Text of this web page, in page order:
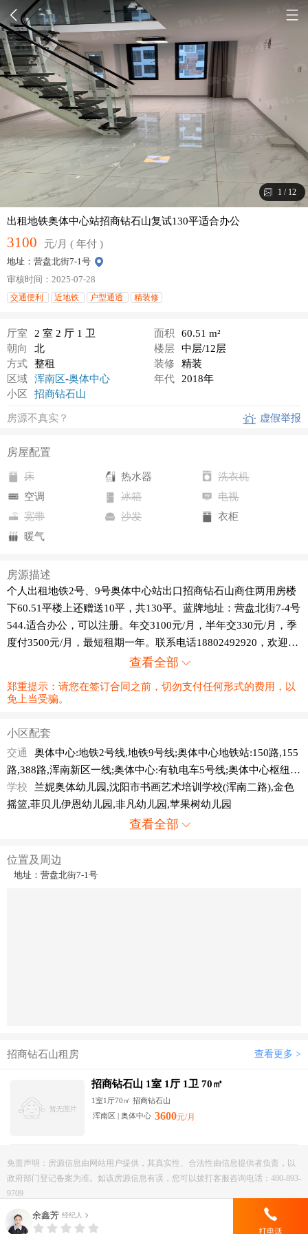
1 / 12
出租地铁奥体中心站招商钻石山复试130平适合办公
3100 元/月 ( 年付 )
地址：营盘北街7-1号
审核时间：2025-07-28
交通便利 近地铁 户型通透 精装修
厅室 2 室 2 厅 1 卫 面积
60.51 m²
朝向
北 楼层
中层/12层
方式
整租 装修
精装
区域
浑南区-奥体中心 年代
2018年
小区
招商钻石山
房源不真实？ 虚假举报
房屋配置
床 热水器
洗衣机
空调
冰箱
电视
宽带
沙发
衣柜
暖气
房源描述
个人出租地铁2号、9号奥体中心站出口招商钻石山商住两用房楼
下60.51平楼上还赠送10平，共130平。蓝牌地址：营盘北街7-4号
544.适合办公，可以注册。年交3100元/月，半年交330元/月，季
度付3500元/月，最短租期一年。联系电话18802492920，欢迎各
查看全部
郑重提示：请您在签订合同之前，切勿支付任何形式的费用，以
免上当受骗。
小区配套
交通
奥体中心:地铁2号线,地铁9号线;奥体中心地铁站:150路,155
路,388路,浑南新区一线;奥体中心:有轨电车5号线;奥体中心枢纽
站:126路,146路,155路;奥体中心公交枢纽:164路;新华社:109
路,126路,214路,272路,286路,333路;中国女人街:389路,395路;女
人街:146路,152路,238路;浑河堡:109路,130路,146路,150路,152
区一线;沈营路浑河堡:126路,394路,394路黑牛,394路杨城
学校
兰妮奥体幼儿园,沈阳市书画艺术培训学校(浑南二路),金色
摇篮,菲贝儿伊恩幼儿园,非凡幼儿园,苹果树幼儿园
查看全部
位置及周边
地址：营盘北街7-1号
招商钻石山租房 查看更多 >
招商钻石山 1室 1厅 1卫 70㎡
1室1厅70㎡ 招商钻石山
浑南区 | 奥体中心 3600元/月
免责声明：房源信息由网站用户提供，其真实性、合法性由信息提供者负责，以
政府部门登记备案为准。如该房源信息有误，您可以拔打客服咨询电话：400-893-
9709
余鑫芳 经纪人